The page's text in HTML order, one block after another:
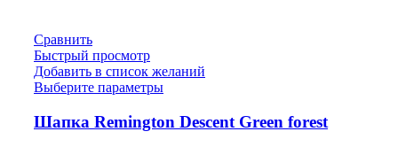
Сравнить
Быстрый просмотр
Добавить в список желаний
Выберите параметры
Шапка Remington Descent Green forest